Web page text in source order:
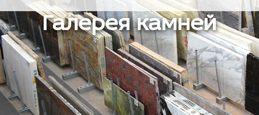
Галерея камней